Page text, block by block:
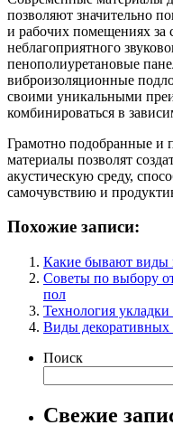
позволяют значительно
и рабочих помещениях за
неблагоприятного
пенополиуретановые
виброизоляционные
своими уникальными
комбинироваться в
Грамотно подобранные и
материалы позволят
акустическую среду,
самочувствию и
Похожие записи:
Какие бывают виды
Советы по выбору
пол
Технология
Виды декоративных
Поиск
Свежие